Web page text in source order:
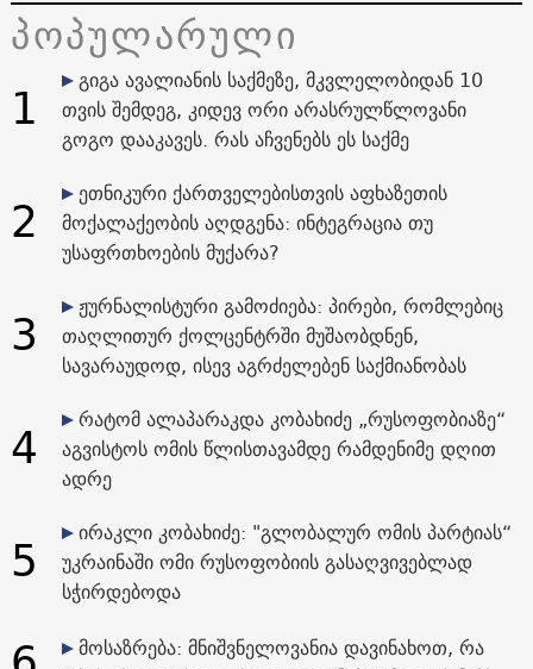
პოპულარული
1
გიგა ავალიანის საქმეზე, მკვლელობიდან 10
თვის შემდეგ, კიდევ ორი არასრულწლოვანი
გოგო დააკავეს. რას აჩვენებს ეს საქმე
2
ეთნიკური ქართველებისთვის აფხაზეთის
მოქალაქეობის აღდგენა: ინტეგრაცია თუ
უსაფრთხოების მუქარა?
3
ჟურნალისტური გამოძიება: პირები, რომლებიც
თაღლითურ ქოლცენტრში მუშაობდნენ,
სავარაუდოდ, ისევ აგრძელებენ საქმიანობას
4
რატომ ალაპარაკდა კობახიძე „რუსოფობიაზე“
აგვისტოს ომის წლისთავამდე რამდენიმე დღით
ადრე
5
ირაკლი კობახიძე: "გლობალურ ომის პარტიას“
უკრაინაში ომი რუსოფობიის გასაღვივებლად
სჭირდებოდა
მოსაზრება: მნიშვნელოვანია დავინახოთ, რა